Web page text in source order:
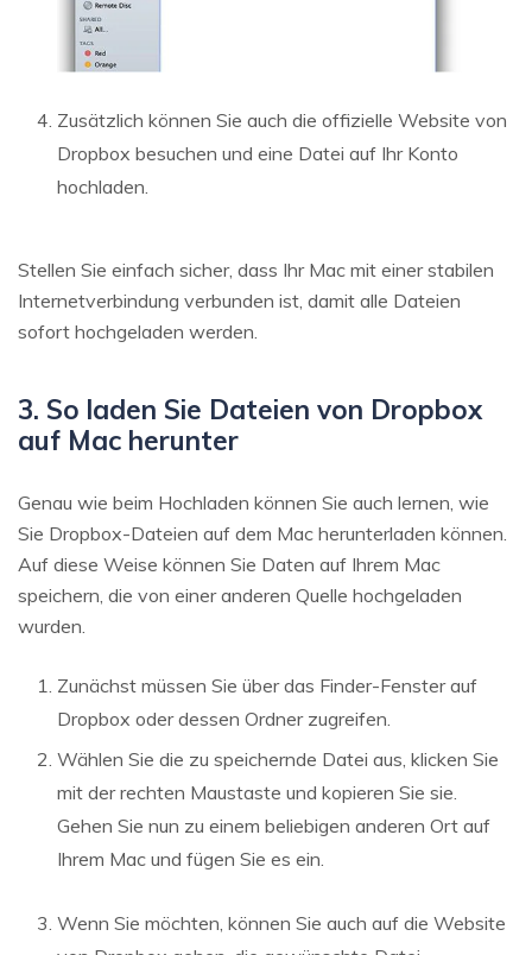
Zusätzlich können Sie auch die offizielle Website von
Dropbox besuchen und eine Datei auf Ihr Konto
hochladen.
Stellen Sie einfach sicher, dass Ihr Mac mit einer stabilen
Internetverbindung verbunden ist, damit alle Dateien
sofort hochgeladen werden.
3. So laden Sie Dateien von Dropbox
auf Mac herunter
Genau wie beim Hochladen können Sie auch lernen, wie
Sie Dropbox-Dateien auf dem Mac herunterladen können.
Auf diese Weise können Sie Daten auf Ihrem Mac
speichern, die von einer anderen Quelle hochgeladen
wurden.
Zunächst müssen Sie über das Finder-Fenster auf
Dropbox oder dessen Ordner zugreifen.
Wählen Sie die zu speichernde Datei aus, klicken Sie
mit der rechten Maustaste und kopieren Sie sie.
Gehen Sie nun zu einem beliebigen anderen Ort auf
Ihrem Mac und fügen Sie es ein.
Wenn Sie möchten, können Sie auch auf die Website